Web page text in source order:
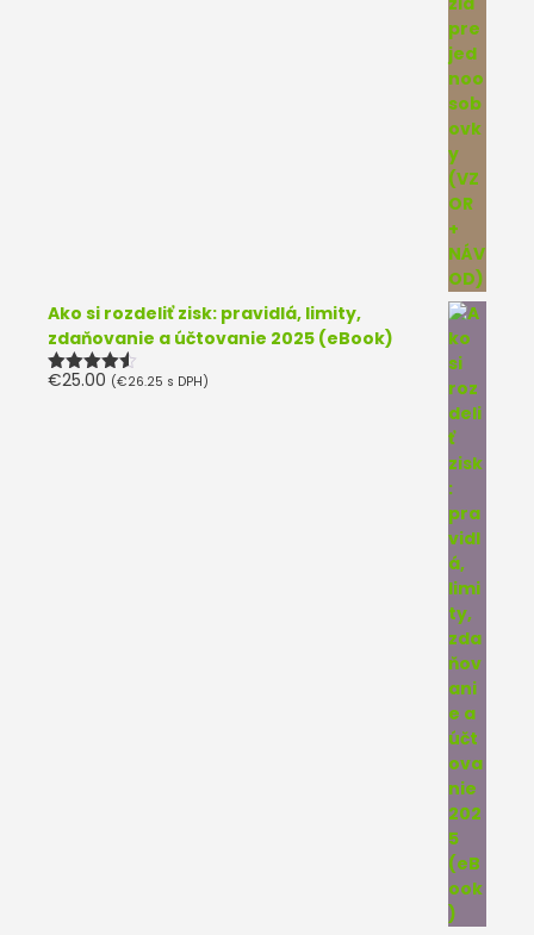
Ako si rozdeliť zisk: pravidlá, limity,
zdaňovanie a účtovanie 2025 (eBook)
Hodnotenie
€25.00 (€26.25 s DPH)